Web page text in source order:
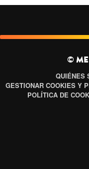
©
QUIÉNES
GESTIONAR COOKIES Y
POLÍTICA DE